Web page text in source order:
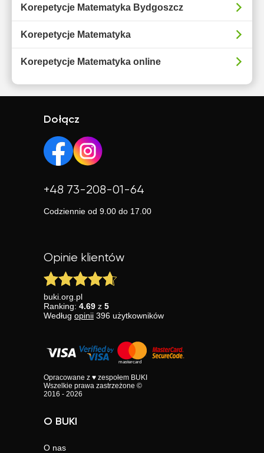
Korepetycje Matematyka Bydgoszcz
Korepetycje Matematyka
Korepetycje Matematyka online
Dołącz
+48 73-208-01-64
Codziennie od 9.00 do 17.00
Opinie klientów
buki.org.pl
Ranking: 4.69 z 5
Według opinii 396 użytkowników
Opracowane z ♥ zespołem BUKI
Wszelkie prawa zastrzeżone ©
2016 - 2026
O BUKI
O nas